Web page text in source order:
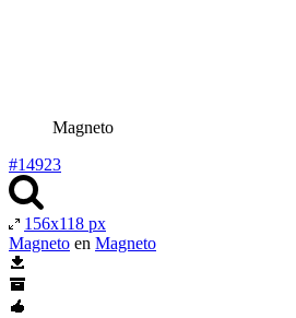
Magneto
#14923
156x118 px
Magneto en Magneto